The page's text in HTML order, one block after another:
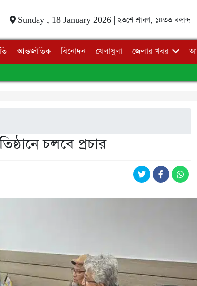
Sunday , 18 January 2026 | ২৩শে শ্রাবণ, ১৪৩৩ বঙ্গাব্দ
আন্তর্জাতিক বিনোদন খেলাধুলা জেলার খবর
চলবে প্রচার